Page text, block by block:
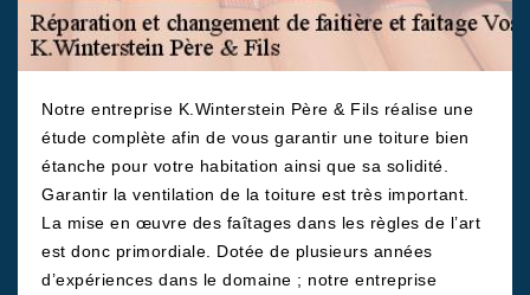
Notre entreprise K.Winterstein Père & Fils réalise une
étude complète afin de vous garantir une toiture bien
étanche pour votre habitation ainsi que sa solidité.
Garantir la ventilation de la toiture est très important.
La mise en œuvre des faîtages dans les règles de l’art
est donc primordiale. Dotée de plusieurs années
d’expériences dans le domaine ; notre entreprise